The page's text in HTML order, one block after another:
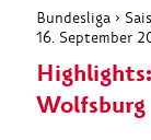
Bundesliga ›
16. September
Wolfsburg